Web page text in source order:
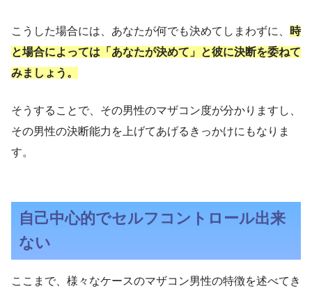
こうした場合には、あなたが何でも決めてしまわずに、
時
と場合によっては「あなたが決めて」と彼に決断を委ねて
みましょう。
そうすることで、その男性のマザコン度が分かりますし、
その男性の決断能力を上げてあげるきっかけにもなりま
す。
自己中心的でセルフコントロール出来
ない
ここまで、様々なケースのマザコン男性の特徴を述べてき